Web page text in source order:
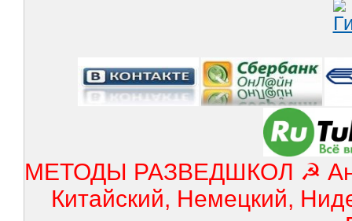
МЕТОДЫ РАЗВЕДШКОЛ ☭
Китайский, Немецкий,